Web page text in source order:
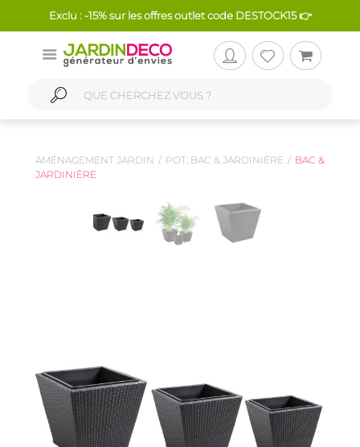
Exclu : -15% sur les offres outlet code DESTOCK15 👉
AMÉNAGEMENT JARDIN POT, BAC & JARDINIÈRE
BAC &
JARDINIÈRE